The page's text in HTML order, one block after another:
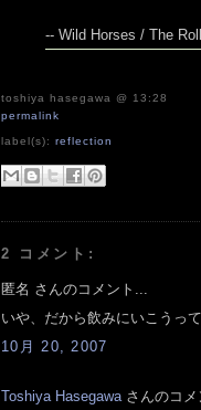
-- Wild Horses / The
toshiya hasegawa @ 13:28
permalink
label(s):reflection
2 コメント:
匿名 さんのコメント...
いや、だから飲みにいこうって
10月 20, 2007
Toshiya Hasegawa さんのコメ